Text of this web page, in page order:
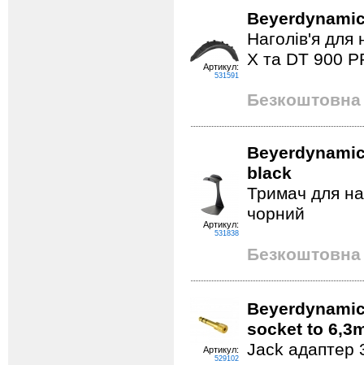
Артикул:
531591
Наголів'я
X та DT 900
Безкоштовна
Артикул:
531838
black
Тримач для
чорний
Безкоштовна
Артикул:
529102
socket to
Jack адаптер